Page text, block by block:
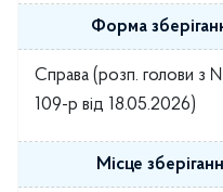
Форма
Справа (розп. голови
109-р від 18.05.2026)
Місце